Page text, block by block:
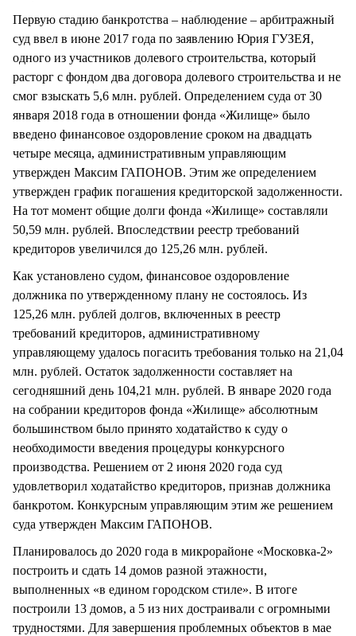
Первую стадию банкротства – наблюдение – арбитражный
суд ввел в июне 2017 года по заявлению Юрия ГУЗЕЯ,
одного из участников долевого строительства, который
расторг с фондом два договора долевого строительства и не
смог взыскать 5,6 млн. рублей. Определением суда от 30
января 2018 года в отношении фонда «Жилище» было
введено финансовое оздоровление сроком на двадцать
четыре месяца, административным управляющим
утвержден Максим ГАПОНОВ. Этим же определением
утвержден график погашения кредиторской задолженности.
На тот момент общие долги фонда «Жилище» составляли
50,59 млн. рублей. Впоследствии реестр требований
кредиторов увеличился до 125,26 млн. рублей.
Как установлено судом, финансовое оздоровление
должника по утвержденному плану не состоялось. Из
125,26 млн. рублей долгов, включенных в реестр
требований кредиторов, административному
управляющему удалось погасить требования только на 21,04
млн. рублей. Остаток задолженности составляет на
сегодняшний день 104,21 млн. рублей. В январе 2020 года
на собрании кредиторов фонда «Жилище» абсолютным
большинством было принято ходатайство к суду о
необходимости введения процедуры конкурсного
производства. Решением от 2 июня 2020 года суд
удовлетворил ходатайство кредиторов, признав должника
банкротом. Конкурсным управляющим этим же решением
суда утвержден Максим ГАПОНОВ.
Планировалось до 2020 года в микрорайоне «Московка-2»
построить и сдать 14 домов разной этажности,
выполненных «в едином городском стиле». В итоге
построили 13 домов, а 5 из них достраивали с огромными
трудностями. Для завершения проблемных объектов в мае